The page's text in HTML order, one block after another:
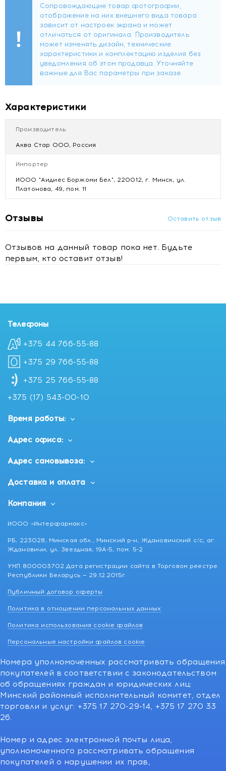
Купить Святой Источник Питьевая вода для дет.пит. (под
тов.знаком СПОРТИК) негаз. 0,33л
Цена Святой Источник Питьевая вода для дет.пит. (под
тов.знаком СПОРТИК) негаз. 0,33л
Отзывы Святой Источник Питьевая вода для дет.пит. (под
тов.знаком СПОРТИК) негаз. 0,33л
Характеристики
Производитель
Аква Стар ООО, Россия
Импортер
ИООО "Аидиес Боржоми Бел", 220012, г. Минск, ул.
Платонова, 49, пом. 11
Отзывы Оставить отзыв
Отзывов на данный товар пока нет. Будьте
первым, кто оставит отзыв!
Телефоны
+375 44 766-55-88
+375 29 766-55-88
+375 25 766-55-88
+375 (17) 543-00-10
Время работы:
Адрес офиса:
Адрес самовывоза:
Доставка и оплата
Компания
ИООО «Интерфармакс»
РБ, 223028, Минская обл., Минский р-н, Ждановичский с/с, аг.
Ждановичи, ул. Звездная, 19А-5, пом. 5-2
УНП 800003702 Дата регистрации сайта в Торговом реестре
Республики Беларусь — 29.12.2015г
Публичный договор оферты
Политика в отношении персональных данных
Политика использования cookie файлов
Персональные настройки файлов cookie
Номера уполномоченных рассматривать обращения
покупателей в соответствии с законодательством
об обращениях граждан и юридических лиц:
Минский районный исполнительный комитет, отдел
торговли и услуг: +375 17 270-29-14, +375 17 270 33
26.
Номер и адрес электронной почты лица,
уполномоченного рассматривать обращения
покупателей о нарушении их прав,